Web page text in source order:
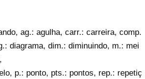
ag.: agulha, carr.: carreira, comp.
diagrama, dim.: diminuindo, m.: mei
p.: ponto, pts.: pontos, rep.: repetiç